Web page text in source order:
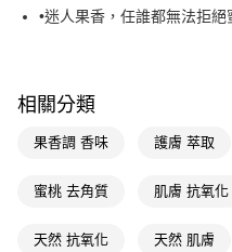
悠遊付
相關說明
【關於「AFTEE先享後付」】
１．簡單：不需註冊會員、不需綁
３．安心：先確認商品／服務後，
每筆NT$100，滿NT$590(含以
•迷人果香，任誰都無法拒絕
相關分類
果香調 香味 護膚 萃取
蜜桃 去角質 肌膚 抗氧化
天然 抗氧化 天然 肌膚